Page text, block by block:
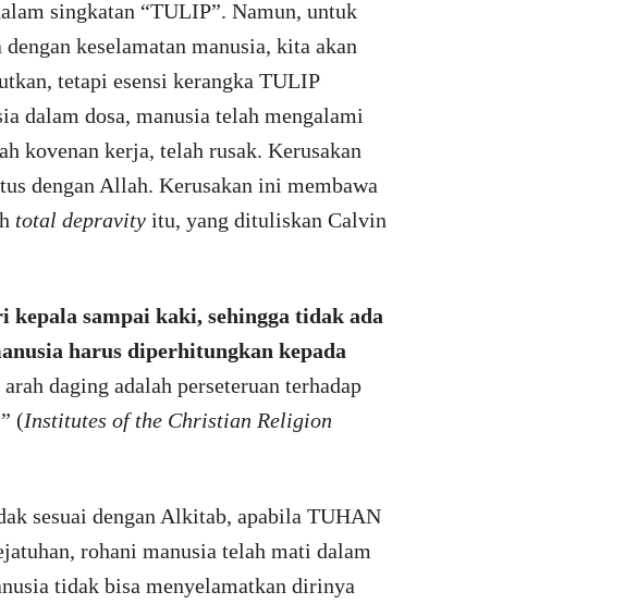
singkatan “TULIP”. Namun, untuk
keselamatan manusia, kita akan
tetapi esensi kerangka TULIP
dalam dosa, manusia telah mengalami
kovenan kerja, telah rusak. Kerusakan
dengan Allah. Kerusakan ini membawa
total depravityitu, yang dituliskan Calvin
sampai kaki, sehingga tidak ada
harus diperhitungkan kepada
daging adalah perseteruan terhadap
(Institutes of the Christian Religion
sesuai dengan Alkitab, apabila TUHAN
rohani manusia telah mati dalam
tidak bisa menyelamatkan dirinya